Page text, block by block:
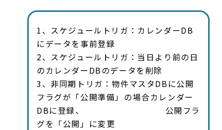
1、スケジュールトリガ：カレンダーDB
にデータを事前登録
2、スケジュールトリガ：当日より前の日
のカレンダーDBのデータを削除
3、非同期トリガ：物件マスタDBに公開
フラグが「公開準備」の場合カレンダー
DBに登録、 公開フラ
グを「公開」に変更